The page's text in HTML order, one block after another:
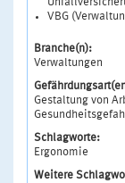
VBG
Branche(n):
Verwaltungen
Gestaltung von
Schlagworte:
Ergonomie
Weitere